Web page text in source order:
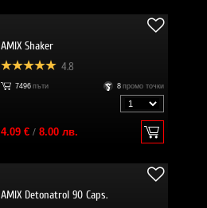
AMIX Shaker
4.8
7496 пъти 8 промо точки
4.09 €/ 8.00 лв.
AMIX Detonatrol 90 Caps.